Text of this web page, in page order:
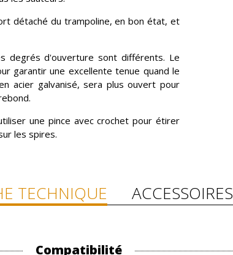
détaché du trampoline, en bon état, et
degrés d'ouverture sont différents. Le
garantir une excellente tenue quand le
acier galvanisé, sera plus ouvert pour
une pince avec crochet pour étirer
les spires.
TECHNIQUE ACCESSOIRES
Compatibilité